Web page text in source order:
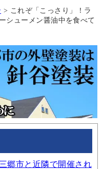
> これぞ「こっさり」！ラ
シューメン醤油中を食べて
郷市と近隣で開催され